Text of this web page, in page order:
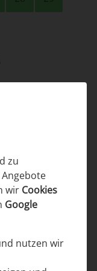
Sa. So.
19 20
26
zu
wir Cookies
Google
nutzen wir